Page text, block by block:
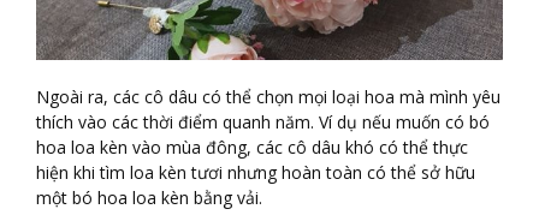
Ngoài ra, các cô dâu có thể chọn mọi loại hoa mà mình yêu
thích vào các thời điểm quanh năm. Ví dụ nếu muốn có bó
hoa loa kèn vào mùa đông, các cô dâu khó có thể thực
hiện khi tìm loa kèn tươi nhưng hoàn toàn có thể sở hữu
một bó hoa loa kèn bằng vải.